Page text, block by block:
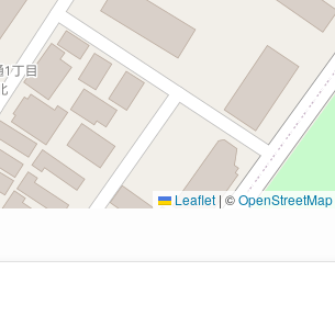
Leaflet | ©OpenStreetMap